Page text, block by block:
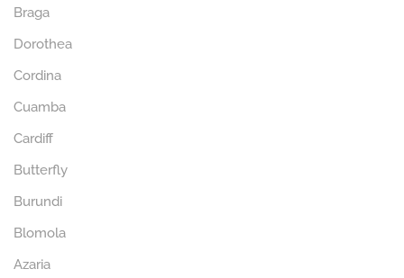
Braga
Dorothea
Cordina
Cuamba
Cardiff
Butterfly
Burundi
Blomola
Azaria